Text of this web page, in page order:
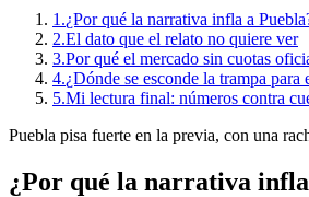
1.¿Por qué la narrativa infla a
2.El dato que el relato no quiere ver
3.Por qué el mercado sin cuotas
4.¿Dónde se esconde la trampa para
5.Mi lectura final: números contra
Puebla pisa fuerte en la previa, con una
¿Por qué la narrativa